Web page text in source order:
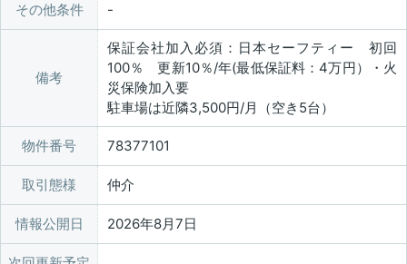
その他条件
備考
保証会社加入必須：日本セーフティー 初回
100％ 更新10％/年(最低保証料：4万円）・火
災保険加入要
駐車場は近隣3,500円/月（空き5台）
物件番号 78377101
取引態様 仲介
情報公開日 2026年8月7日